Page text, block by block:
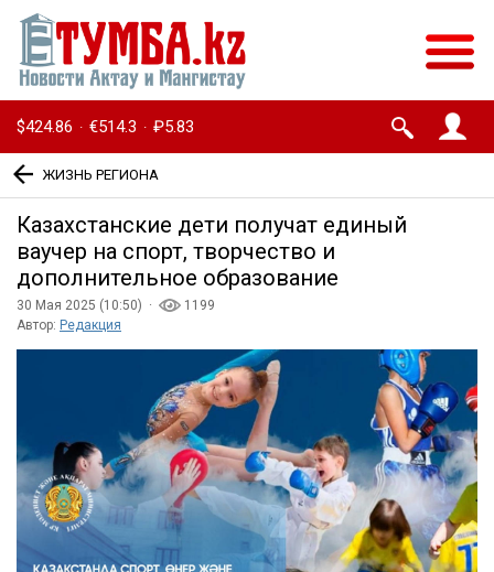
$424.86 · €514.3 · ₽5.83
ЖИЗНЬ РЕГИОНА
Казахстанские дети получат единый
ваучер на спорт, творчество и
дополнительное образование
30 Мая 2025 (10:50) ·
1199
Автор: Редакция